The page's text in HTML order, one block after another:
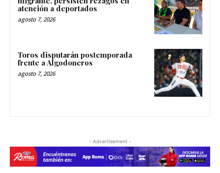
atención a deportados
agosto 7, 2026
Toros disputarán postemporada
frente a Algodoneros
agosto 7, 2026
- Advertisement -